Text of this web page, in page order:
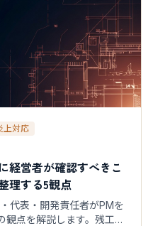
上対応
経営者が確認すべきこ
理する5観点
代表・開発責任者がPMを
観点を解説します。残工